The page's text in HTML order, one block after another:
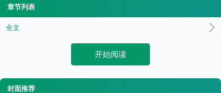
章节列表
全文
开始阅读
封面推荐